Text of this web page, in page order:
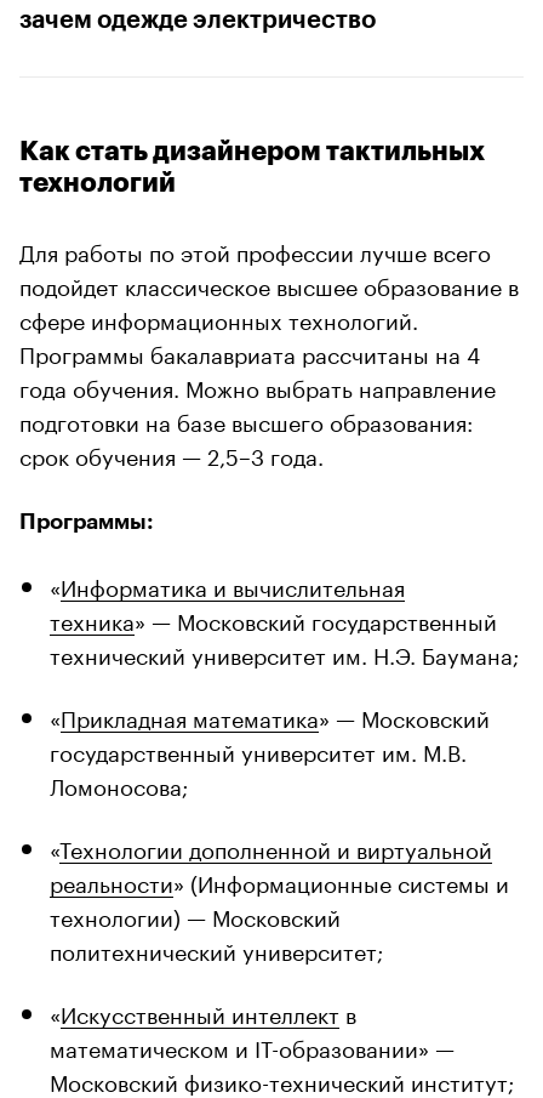
зачем одежде электричество
Как стать дизайнером тактильных
технологий
Для работы по этой профессии лучше всего
подойдет классическое высшее образование в
сфере информационных технологий.
Программы бакалавриата рассчитаны на 4
года обучения. Можно выбрать направление
подготовки на базе высшего образования:
срок обучения — 2,5–3 года.
Программы:
«Информатика и вычислительная
техника» — Московский государственный
технический университет им. Н.Э. Баумана;
«Прикладная математика» — Московский
государственный университет им. М.В.
Ломоносова;
«Технологии дополненной и виртуальной
реальности» (Информационные системы и
технологии) — Московский
политехнический университет;
«Искусственный интеллект в
математическом и IT-образовании» —
Московский физико-технический институт;